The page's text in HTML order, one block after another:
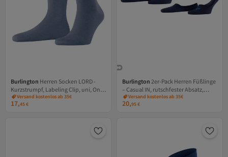
Burlington Herren Socken LORD -
Kurzstrumpf, Labeling Clip, uni, One
SizeVersand kostenlos ab 35€
17,45€
Burlington 2er-Pack Herren Füßlinge
– Casual IN, rutschfester Absatz,
Einfarbig
Versand kostenlos ab 35€
20,95€